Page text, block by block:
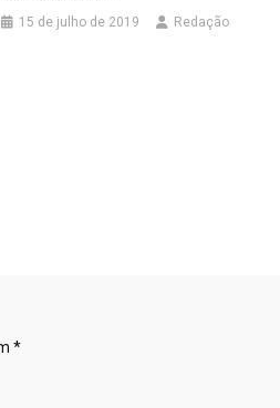
15 de julho de 2019 Redação
*